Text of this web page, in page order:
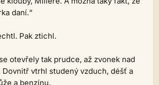
daní.“
Pak ztichl.
otevřely tak prudce, až zvonek nad
Dovnitř vtrhl studený vzduch, déšť a
a benzínu.